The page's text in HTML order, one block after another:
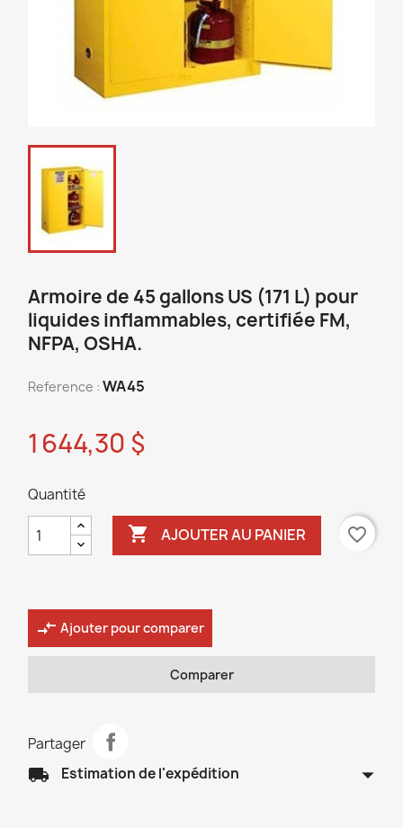
Armoire de 45 gallons US (171 L) pour
liquides inflammables, certifiée FM,
NFPA, OSHA.
Reference : WA45
1 644,30 $
Quantité
 AJOUTER AU PANIER favorite_border
compare_arrows Ajouter pour comparer
Comparer
Partager
local_shipping Estimation de l'expédition arrow_drop_down